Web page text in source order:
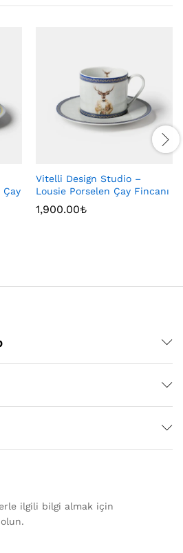
Çay
Vitelli Design Studio –
Lousie Porselen Çay Fincanı
1,900.00₺
ilgili bilgi almak için